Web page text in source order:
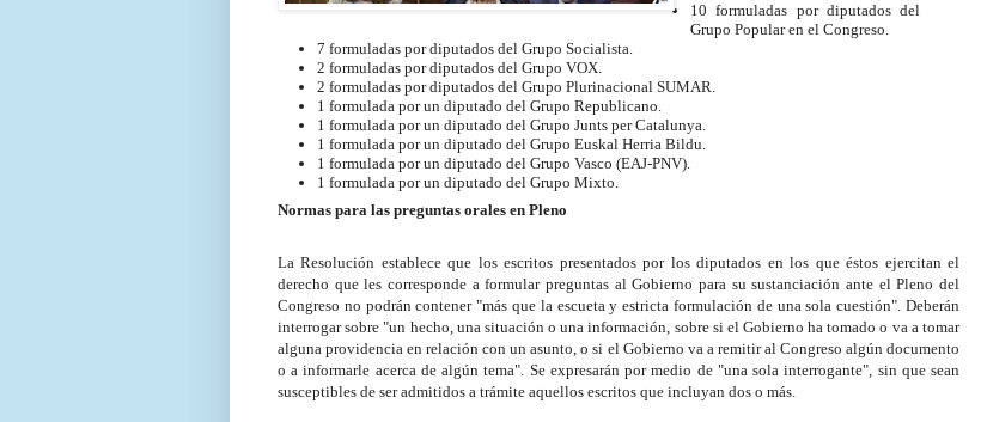
10 formuladas por diputados del
Grupo Popular en el Congreso.
7 formuladas por diputados del Grupo Socialista.
2 formuladas por diputados del Grupo VOX.
2 formuladas por diputados del Grupo Plurinacional SUMAR.
1 formulada por un diputado del Grupo Republicano.
1 formulada por un diputado del Grupo Junts per Catalunya.
1 formulada por un diputado del Grupo Euskal Herria Bildu.
1 formulada por un diputado del Grupo Vasco (EAJ-PNV).
1 formulada por un diputado del Grupo Mixto.
Normas para las preguntas orales en Pleno
La Resolución establece que los escritos presentados por los diputados en los que éstos ejercitan el
derecho que les corresponde a formular preguntas al Gobierno para su sustanciación ante el Pleno del
Congreso no podrán contener "más que la escueta y estricta formulación de una sola cuestión". Deberán
interrogar sobre "un hecho, una situación o una información, sobre si el Gobierno ha tomado o va a tomar
alguna providencia en relación con un asunto, o si el Gobierno va a remitir al Congreso algún documento
o a informarle acerca de algún tema". Se expresarán por medio de "una sola interrogante", sin que sean
susceptibles de ser admitidos a trámite aquellos escritos que incluyan dos o más.